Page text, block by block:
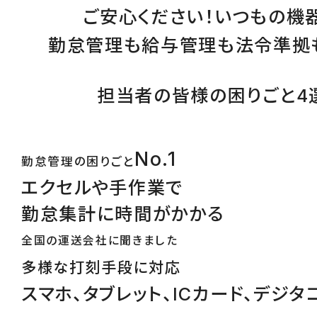
ご安心ください！ いつもの機
勤怠管理も給与管理も法令準拠
担当者の皆様の困りごと4
勤怠管理の困りごと No.1
エクセルや手作業で
勤怠集計に時間がかかる
全国の運送会社に聞きました
多様な打刻手段に対応
スマホ、タブレット、ICカード、デジタ